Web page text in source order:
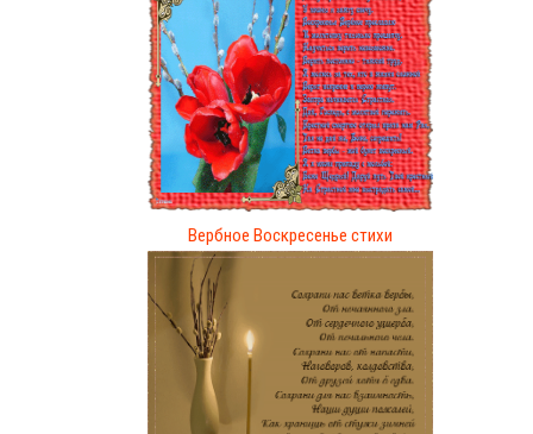
Вербное Воскресенье стихи